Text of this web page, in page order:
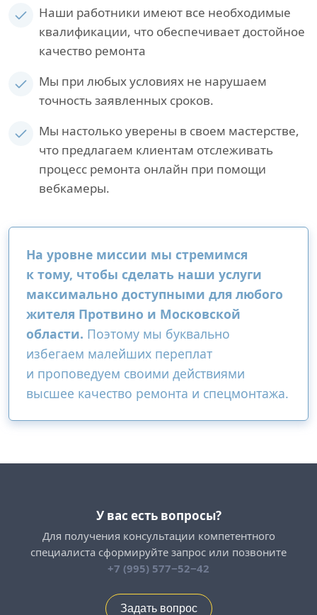
Наши работники имеют все необходимые
квалификации, что обеспечивает достойное
качество ремонта
Мы при любых условиях не нарушаем
точность заявленных сроков.
Мы настолько уверены в своем мастерстве,
что предлагаем клиентам отслеживать
процесс ремонта онлайн при помощи
вебкамеры.
На уровне миссии мы стремимся
к тому, чтобы сделать наши услуги
максимально доступными для любого
жителя Протвино и Московской
области. Поэтому мы буквально
избегаем малейших переплат
и проповедуем своими действиями
высшее качество ремонта и спецмонтажа.
У вас есть вопросы?
Для получения консультации компетентного
специалиста сформируйте запрос или позвоните
+7 (995) 577−52−42
Задать вопрос